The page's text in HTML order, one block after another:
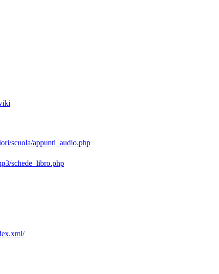
scuola/appunti_audio.php
schede_libro.php